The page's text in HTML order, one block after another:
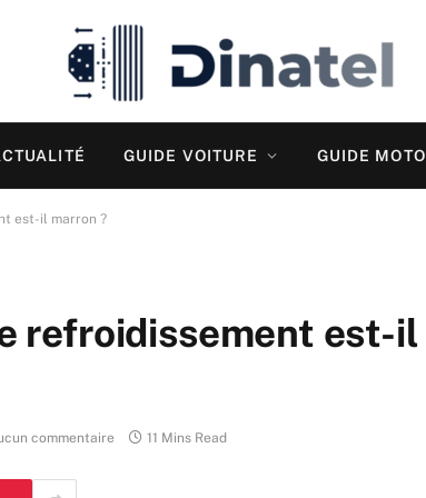
GUIDE VOITURE GUIDE MOTO
est-il marron ?
refroidissement est-il
commentaire 11 Mins Read